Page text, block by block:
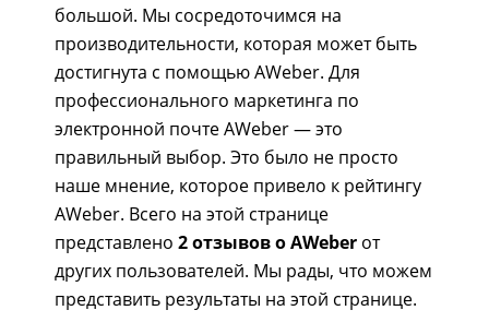
большой. Мы сосредоточимся на
производительности, которая может быть
достигнута с помощью AWeber. Для
профессионального маркетинга по
электронной почте AWeber — это
правильный выбор. Это было не просто
наше мнение, которое привело к рейтингу
AWeber. Всего на этой странице
представлено 2 отзывов о AWeber от
других пользователей. Мы рады, что можем
представить результаты на этой странице.